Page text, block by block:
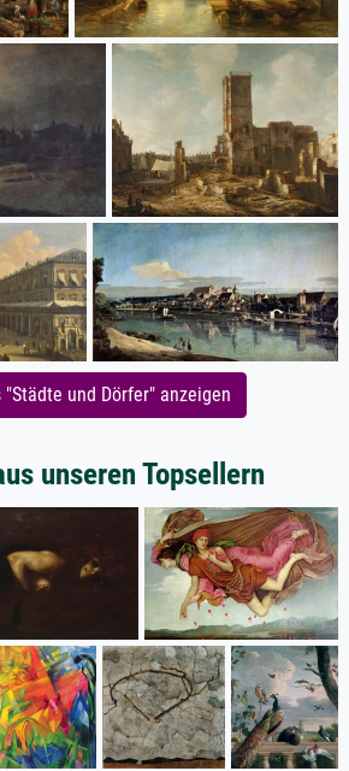
"Städte und Dörfer" anzeigen
unseren Topsellern